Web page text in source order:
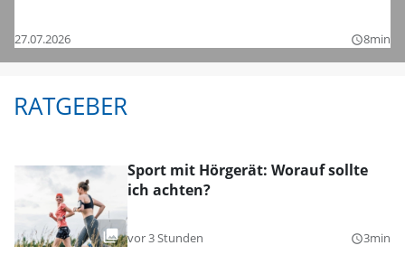
27.07.2026 query_builder8min
RATGEBER
Sport mit Hörgerät: Worauf sollte
ich achten?
vor 3 Stunden query_builder3min